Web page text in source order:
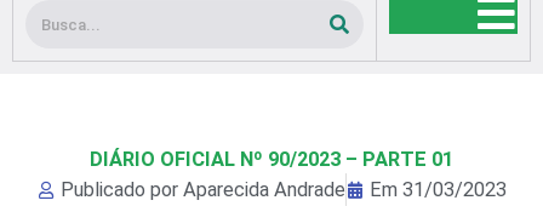
Pesquisar
DIÁRIO OFICIAL Nº 90/2023 – PARTE 01
Publicado por Aparecida Andrade Em 31/03/2023